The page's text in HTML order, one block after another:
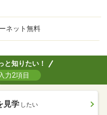
ネット無料
と知りたい！
力2項目
見学 したい